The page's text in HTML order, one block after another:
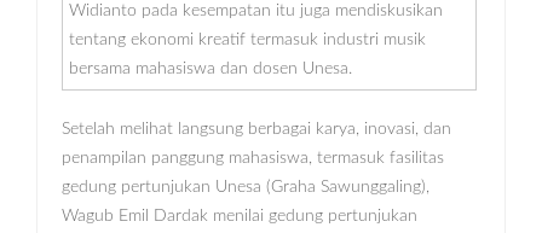
Widianto pada kesempatan itu juga mendiskusikan
tentang ekonomi kreatif termasuk industri musik
bersama mahasiswa dan dosen Unesa.
Setelah melihat langsung berbagai karya, inovasi, dan
penampilan panggung mahasiswa, termasuk fasilitas
gedung pertunjukan Unesa (Graha Sawunggaling),
Wagub Emil Dardak menilai gedung pertunjukan